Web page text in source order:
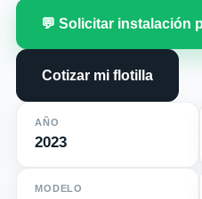
💬 Solicitar instalación
Cotizar mi flotilla
AÑO
2023
MODELO